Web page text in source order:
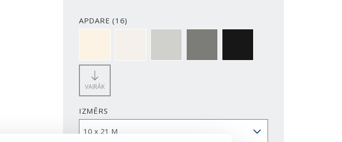
APDARE (16)
VAIRĀK
IZMĒRS